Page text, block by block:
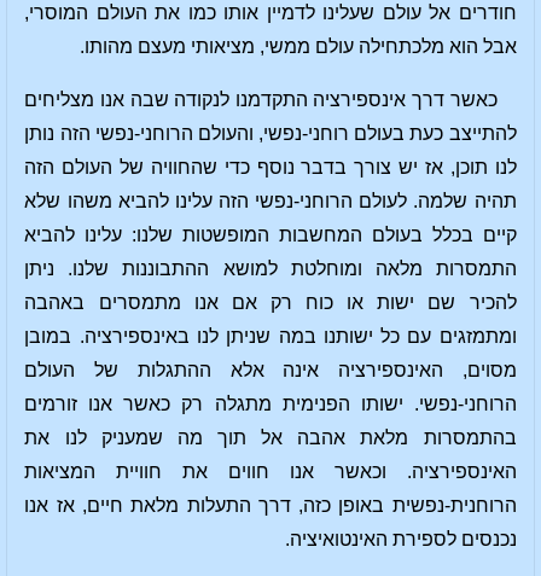
חודרים אל עולם שעלינו לדמיין אותו כמו את העולם המוסרי,
אבל הוא מלכתחילה עולם ממשי, מציאותי מעצם מהותו.
כאשר דרך אינספירציה התקדמנו לנקודה שבה אנו מצליחים
להתייצב כעת בעולם רוחני-נפשי, והעולם הרוחני-נפשי הזה נותן
לנו תוכן, אז יש צורך בדבר נוסף כדי שהחוויה של העולם הזה
תהיה שלמה. לעולם הרוחני-נפשי הזה עלינו להביא משהו שלא
קיים בכלל בעולם המחשבות המופשטות שלנו: עלינו להביא
התמסרות מלאה ומוחלטת למושא ההתבוננות שלנו. ניתן
להכיר שם ישות או כוח רק אם אנו מתמסרים באהבה
ומתמזגים עם כל ישותנו במה שניתן לנו באינספירציה. במובן
מסוים, האינספירציה אינה אלא ההתגלות של העולם
הרוחני-נפשי. ישותו הפנימית מתגלה רק כאשר אנו זורמים
בהתמסרות מלאת אהבה אל תוך מה שמעניק לנו את
האינספירציה. וכאשר אנו חווים את חוויית המציאות
הרוחנית-נפשית באופן כזה, דרך התעלות מלאת חיים, אז אנו
נכנסים לספירת האינטואיציה.